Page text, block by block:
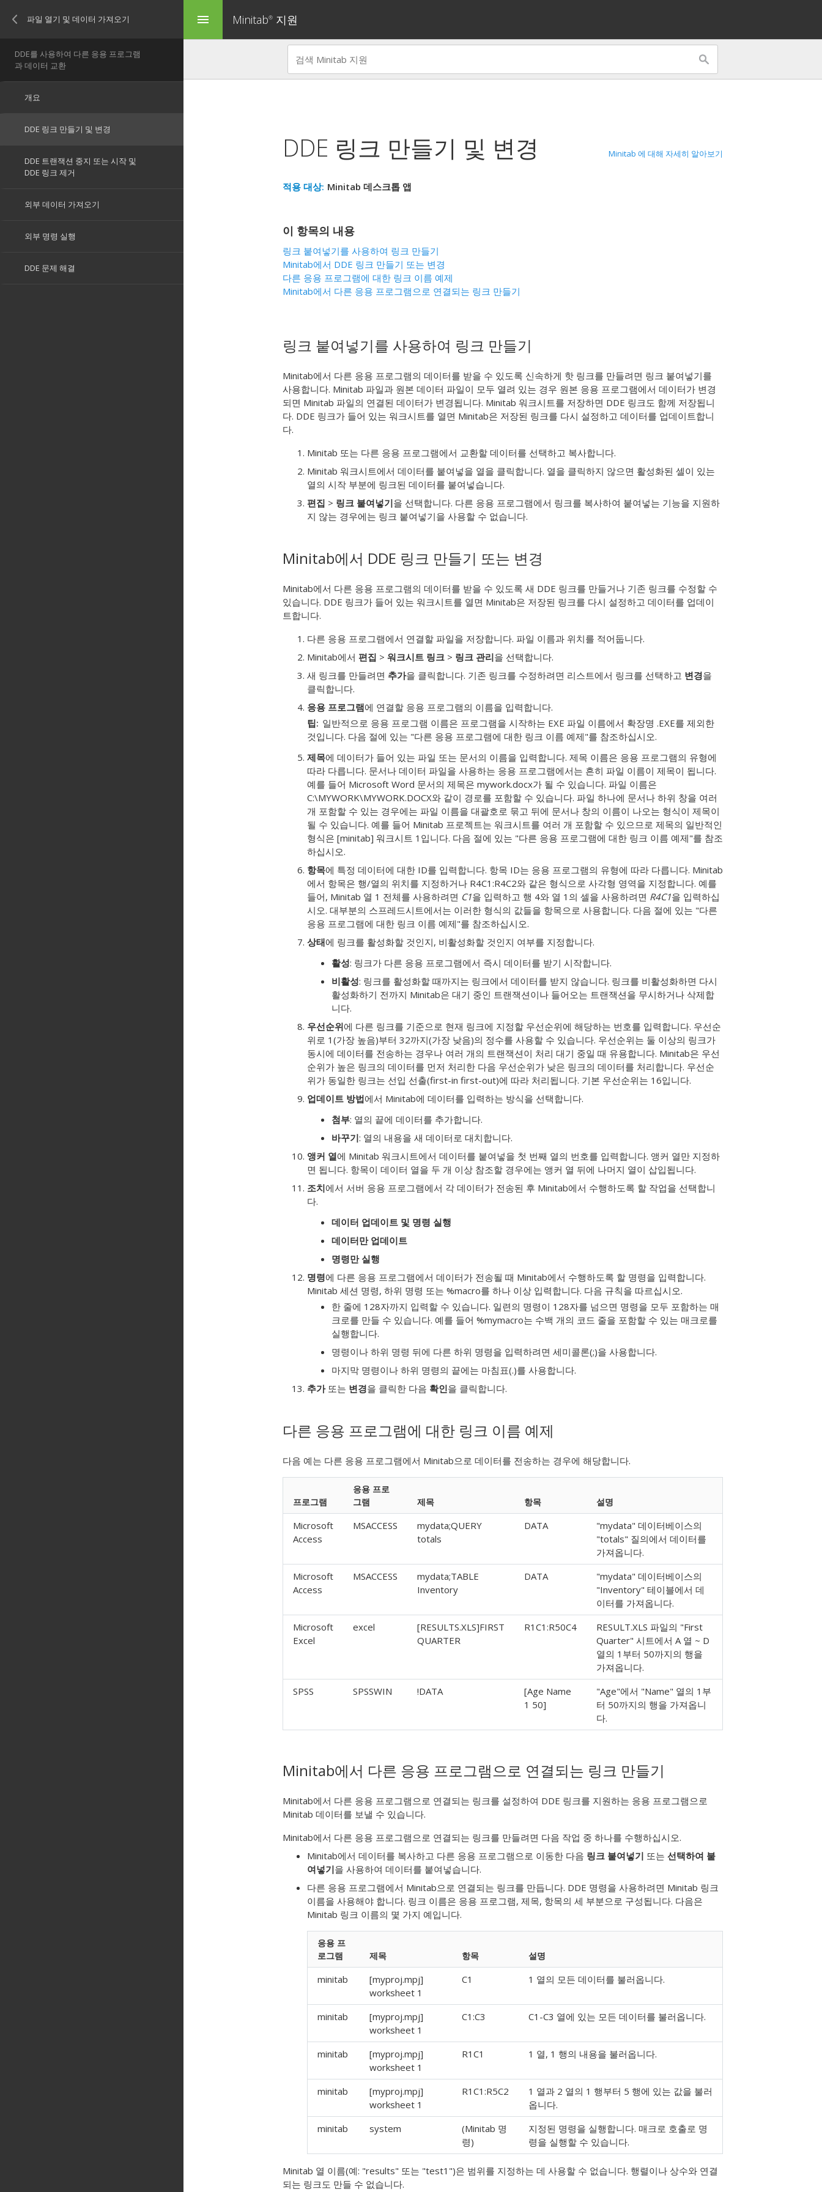
menu Minitab® 지원
DDE 링크 만들기 및 변경 Minitab 에 대해 자세히 알아보기
적용 대상: Minitab 데스크톱 앱
이 항목의 내용
링크 붙여넣기를 사용하여 링크 만들기
Minitab에서 DDE 링크 만들기 또는 변경
다른 응용 프로그램에 대한 링크 이름 예제
Minitab에서 다른 응용 프로그램으로 연결되는 링크 만들기
링크 붙여넣기를 사용하여 링크 만들기
Minitab에서 다른 응용 프로그램의 데이터를 받을 수 있도록 신속하게 핫 링크를 만들려면 링크 붙여넣기를
사용합니다. Minitab 파일과 원본 데이터 파일이 모두 열려 있는 경우 원본 응용 프로그램에서 데이터가 변경
되면 Minitab 파일의 연결된 데이터가 변경됩니다. Minitab 워크시트를 저장하면 DDE 링크도 함께 저장됩니
다. DDE 링크가 들어 있는 워크시트를 열면 Minitab은 저장된 링크를 다시 설정하고 데이터를 업데이트합니
다.
Minitab 또는 다른 응용 프로그램에서 교환할 데이터를 선택하고 복사합니다.
Minitab 워크시트에서 데이터를 붙여넣을 열을 클릭합니다. 열을 클릭하지 않으면 활성화된 셀이 있는
열의 시작 부분에 링크된 데이터를 붙여넣습니다.
편집 > 링크 붙여넣기을 선택합니다. 다른 응용 프로그램에서 링크를 복사하여 붙여넣는 기능을 지원하
지 않는 경우에는 링크 붙여넣기을 사용할 수 없습니다.
Minitab에서 DDE 링크 만들기 또는 변경
Minitab에서 다른 응용 프로그램의 데이터를 받을 수 있도록 새 DDE 링크를 만들거나 기존 링크를 수정할 수
있습니다. DDE 링크가 들어 있는 워크시트를 열면 Minitab은 저장된 링크를 다시 설정하고 데이터를 업데이
트합니다.
다른 응용 프로그램에서 연결할 파일을 저장합니다. 파일 이름과 위치를 적어둡니다.
Minitab에서 편집 > 워크시트 링크 > 링크 관리을 선택합니다.
새 링크를 만들려면 추가을 클릭합니다. 기존 링크를 수정하려면 리스트에서 링크를 선택하고 변경을
클릭합니다.
응용 프로그램에 연결할 응용 프로그램의 이름을 입력합니다.
팁 일반적으로 응용 프로그램 이름은 프로그램을 시작하는 EXE 파일 이름에서 확장명 .EXE를 제외한
것입니다. 다음 절에 있는 "다른 응용 프로그램에 대한 링크 이름 예제"를 참조하십시오.
제목에 데이터가 들어 있는 파일 또는 문서의 이름을 입력합니다. 제목 이름은 응용 프로그램의 유형에
따라 다릅니다. 문서나 데이터 파일을 사용하는 응용 프로그램에서는 흔히 파일 이름이 제목이 됩니다.
예를 들어 Microsoft Word 문서의 제목은 mywork.docx가 될 수 있습니다. 파일 이름은
C:\MYWORK\MYWORK.DOCX와 같이 경로를 포함할 수 있습니다. 파일 하나에 문서나 하위 창을 여러
개 포함할 수 있는 경우에는 파일 이름을 대괄호로 묶고 뒤에 문서나 창의 이름이 나오는 형식이 제목이
될 수 있습니다. 예를 들어 Minitab 프로젝트는 워크시트를 여러 개 포함할 수 있으므로 제목의 일반적인
형식은 [minitab] 워크시트 1입니다. 다음 절에 있는 "다른 응용 프로그램에 대한 링크 이름 예제"를 참조
하십시오.
항목에 특정 데이터에 대한 ID를 입력합니다. 항목 ID는 응용 프로그램의 유형에 따라 다릅니다. Minitab
에서 항목은 행/열의 위치를 지정하거나 R4C1:R4C2와 같은 형식으로 사각형 영역을 지정합니다. 예를
들어, Minitab 열 1 전체를 사용하려면 C1을 입력하고 행 4와 열 1의 셀을 사용하려면 R4C1을 입력하십
시오. 대부분의 스프레드시트에서는 이러한 형식의 값들을 항목으로 사용합니다. 다음 절에 있는 "다른
응용 프로그램에 대한 링크 이름 예제"를 참조하십시오.
상태에 링크를 활성화할 것인지, 비활성화할 것인지 여부를 지정합니다.
활성: 링크가 다른 응용 프로그램에서 즉시 데이터를 받기 시작합니다.
비활성: 링크를 활성화할 때까지는 링크에서 데이터를 받지 않습니다. 링크를 비활성화하면 다시
활성화하기 전까지 Minitab은 대기 중인 트랜잭션이나 들어오는 트랜잭션을 무시하거나 삭제합
니다.
우선순위에 다른 링크를 기준으로 현재 링크에 지정할 우선순위에 해당하는 번호를 입력합니다. 우선순
위로 1(가장 높음)부터 32까지(가장 낮음)의 정수를 사용할 수 있습니다. 우선순위는 둘 이상의 링크가
동시에 데이터를 전송하는 경우나 여러 개의 트랜잭션이 처리 대기 중일 때 유용합니다. Minitab은 우선
순위가 높은 링크의 데이터를 먼저 처리한 다음 우선순위가 낮은 링크의 데이터를 처리합니다. 우선순
위가 동일한 링크는 선입 선출(first-in first-out)에 따라 처리됩니다. 기본 우선순위는 16입니다.
업데이트 방법에서 Minitab에 데이터를 입력하는 방식을 선택합니다.
첨부: 열의 끝에 데이터를 추가합니다.
바꾸기: 열의 내용을 새 데이터로 대치합니다.
앵커 열에 Minitab 워크시트에서 데이터를 붙여넣을 첫 번째 열의 번호를 입력합니다. 앵커 열만 지정하
면 됩니다. 항목이 데이터 열을 두 개 이상 참조할 경우에는 앵커 열 뒤에 나머지 열이 삽입됩니다.
조치에서 서버 응용 프로그램에서 각 데이터가 전송된 후 Minitab에서 수행하도록 할 작업을 선택합니
다.
데이터 업데이트 및 명령 실행
데이터만 업데이트
명령만 실행
명령에 다른 응용 프로그램에서 데이터가 전송될 때 Minitab에서 수행하도록 할 명령을 입력합니다.
Minitab 세션 명령, 하위 명령 또는 %macro를 하나 이상 입력합니다. 다음 규칙을 따르십시오.
한 줄에 128자까지 입력할 수 있습니다. 일련의 명령이 128자를 넘으면 명령을 모두 포함하는 매
크로를 만들 수 있습니다. 예를 들어 %mymacro는 수백 개의 코드 줄을 포함할 수 있는 매크로를
실행합니다.
명령이나 하위 명령 뒤에 다른 하위 명령을 입력하려면 세미콜론(;)을 사용합니다.
마지막 명령이나 하위 명령의 끝에는 마침표(.)를 사용합니다.
추가또는 변경을 클릭한 다음 확인을 클릭합니다.
다른 응용 프로그램에 대한 링크 이름 예제
다음 예는 다른 응용 프로그램에서 Minitab으로 데이터를 전송하는 경우에 해당합니다.
프로그램
응용 프로
그램
제목 항목 설명
Microsoft
Access
MSACCESS
mydata;QUERY
totals
DATA
"mydata" 데이터베이스의
"totals" 질의에서 데이터를
가져옵니다.
Microsoft
Access
MSACCESS
mydata;TABLE
Inventory
DATA
"mydata" 데이터베이스의
"Inventory" 테이블에서 데
이터를 가져옵니다.
Microsoft
Excel
excel
[RESULTS.XLS]FIRST
QUARTER
R1C1:R50C4
RESULT.XLS 파일의 "First
Quarter" 시트에서 A 열 ~ D
열의 1부터 50까지의 행을
가져옵니다.
SPSS
SPSSWIN !DATA
[Age Name
1 50]
"Age"에서 "Name" 열의 1부
터 50까지의 행을 가져옵니
다.
Minitab에서 다른 응용 프로그램으로 연결되는 링크 만들기
Minitab에서 다른 응용 프로그램으로 연결되는 링크를 설정하여 DDE 링크를 지원하는 응용 프로그램으로
Minitab 데이터를 보낼 수 있습니다.
Minitab에서 다른 응용 프로그램으로 연결되는 링크를 만들려면 다음 작업 중 하나를 수행하십시오.
Minitab에서 데이터를 복사하고 다른 응용 프로그램으로 이동한 다음 링크 붙여넣기 또는 선택하여 붙
여넣기을 사용하여 데이터를 붙여넣습니다.
다른 응용 프로그램에서 Minitab으로 연결되는 링크를 만듭니다. DDE 명령을 사용하려면 Minitab 링크
이름을 사용해야 합니다. 링크 이름은 응용 프로그램, 제목, 항목의 세 부분으로 구성됩니다. 다음은
Minitab 링크 이름의 몇 가지 예입니다.
응용 프
로그램
제목 항목 설명
minitab
[myproj.mpj]
worksheet 1
C1 1 열의 모든 데이터를 불러옵니다.
minitab
[myproj.mpj]
worksheet 1
C1:C3 C1-C3 열에 있는 모든 데이터를 불러옵니다.
minitab
[myproj.mpj]
worksheet 1
R1C1 1 열, 1 행의 내용을 불러옵니다.
minitab
[myproj.mpj]
worksheet 1
R1C1:R5C2
1 열과 2 열의 1 행부터 5 행에 있는 값을 불러
옵니다.
minitab
system
(Minitab 명
령)
지정된 명령을 실행합니다. 매크로 호출로 명
령을 실행할 수 있습니다.
Minitab 열 이름(예: "results" 또는 "test1")은 범위를 지정하는 데 사용할 수 없습니다. 행렬이나 상수와 연결
되는 링크도 만들 수 없습니다.